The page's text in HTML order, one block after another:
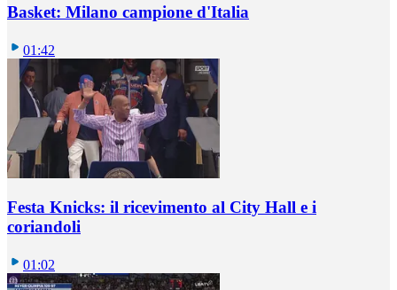
Basket: Milano campione d'Italia
01:42
Festa Knicks: il ricevimento al City Hall e i
coriandoli
01:02